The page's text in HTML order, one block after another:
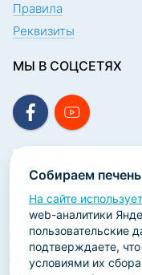
Собираем
На сайте
web-аналитики
пользовательские
подтверждаете,
условиями их
Правила
Реквизиты
МЫ В СОЦСЕТЯХ
ПОДПИСКА
2026 ООО «Научно-